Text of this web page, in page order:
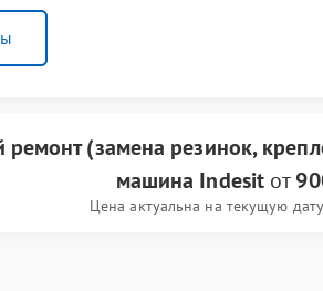
ремонт (замена резинок,
машина Indesit от
Цена актуальна на текущую